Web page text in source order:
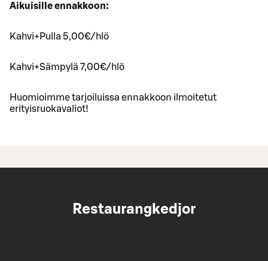
Aikuisille ennakkoon:
Kahvi+Pulla 5,00€/hlö
Kahvi+Sämpylä 7,00€/hlö
Huomioimme tarjoiluissa ennakkoon ilmoitetut
erityisruokavaliot!
Restaurangkedjor